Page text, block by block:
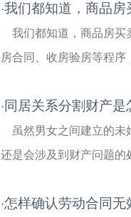
·我们都知道，商品
我们都知道，商品房买
房合同、收房验房等程
· 同居关系分割财产是
虽然男女之间建立的
还是会涉及到财产问题的
·怎样确认劳动合同无